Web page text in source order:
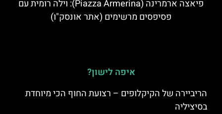
פיאצה ארמרינה (Piazza Armerina): וילה רומית עם
פסיפסים מרשימים (אתר אונסק"ו)
איפה לישון?
הריביירה של הקיקלופים – רצועת החוף הכי מיוחדת
בסיציליה